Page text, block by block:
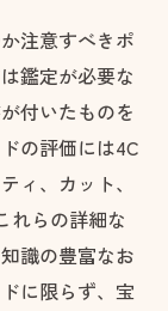
注意すべきポ
鑑定が必要な
付いたものを
の評価には4C
ィ、カット、
れらの詳細な
識の豊富なお
に限らず、宝